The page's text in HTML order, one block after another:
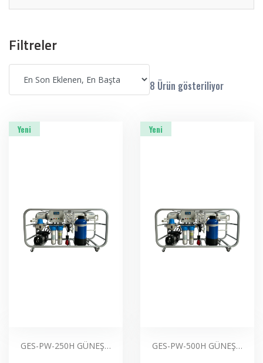
Filtreler
8 Ürün gösteriliyor
Yeni
GES-PW-250H GÜNEŞ PANELLERİ İÇİN MOBİL SAF SU ARITMA SİSTEMLERİ
Yeni
GES-PW-500H GÜNEŞ PANELLERİ İÇİN MOBİL SAF SU ARITMA SİSTEMLERİ